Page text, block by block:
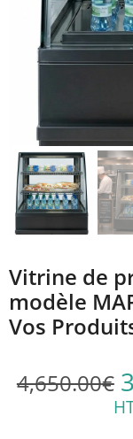
Vitrine de
modèle
Vos
4,650.00€